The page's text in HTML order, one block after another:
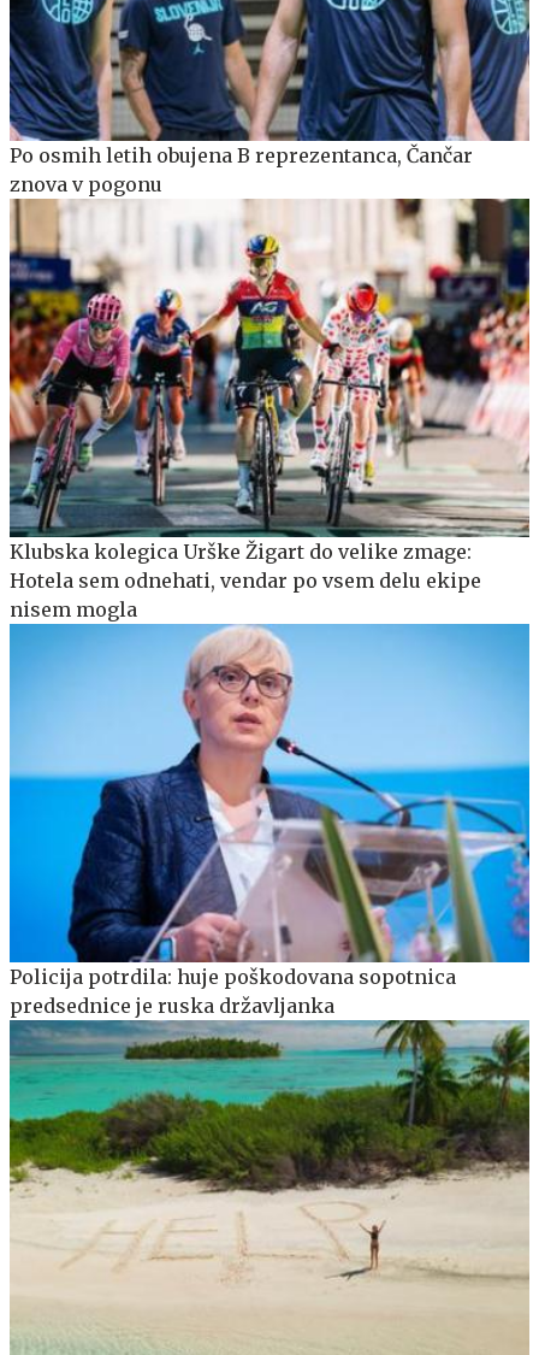
Po osmih letih obujena B reprezentanca, Čančar
znova v pogonu
Klubska kolegica Urške Žigart do velike zmage:
Hotela sem odnehati, vendar po vsem delu ekipe
nisem mogla
Policija potrdila: huje poškodovana sopotnica
predsednice je ruska državljanka